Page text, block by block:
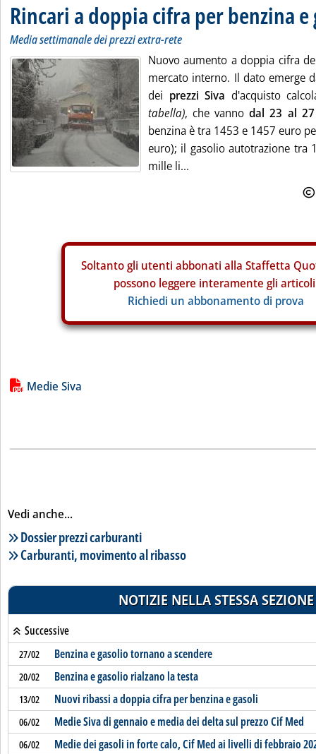
Rincari a doppia cifra per benzina e
Media settimanale dei prezzi extra-rete
Nuovo aumento a doppia cifra
mercato interno. Il dato emerge
dei prezzi Siva d'acquisto
tabella), che vannodal 23 al
benzina è tra 1453 e 1457 euro
euro); il gasolio autotrazione tra
mille li...
Soltanto gli utenti abbonati alla Staffetta
possono leggere interamente gli
Richiedi un abbonamento di prova
Lista allegati PDF alla notizia
Medie Siva
Vedi anche...
Lista notizie correlate
Dossier prezzi carburanti
Carburanti, movimento al ribasso
NOTIZIE NELLA STESSA SEZIONE
Successive
27/02 Benzina e gasolio tornano a scendere
20/02 Benzina e gasolio rialzano la testa
13/02 Nuovi ribassi a doppia cifra per benzina e gasoli
06/02 Medie Siva di gennaio e media dei delta sul prezzo Cif Med
06/02 Medie dei gasoli in forte calo, Cif Med ai livelli di febbraio